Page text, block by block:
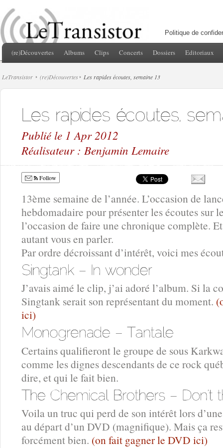
Politique de
(re)Découvertes Albums Clips Concerts Dossiers Editoriaux
LeTransistor (re)Découvertes Les rapides écoutes, semaine 13
Publié le 1 Apr 2012
Réalisateur : Benjamin Lemaire
Follow
13ème semaine de l’année. L’occasion de
hebdomadaire pour présenter les écoutes sur
l’occasion de faire une chronique complète.
autant vous en parler.
Par ordre décroissant d’intérêt, voici mes
J’avais aimé le clip, j’ai adoré l’album. Si la
Singtank serait son représentant du moment.
ici)
Certains qualifieront le groupe de sous
comme les dignes descendants de ce rock
dire, et qui le fait bien.
Voila un truc qui perd de son intérêt lors
au départ d’un DVD (magnifique). Mais ça
forcément bien. (on fait gagner le DVD ici)